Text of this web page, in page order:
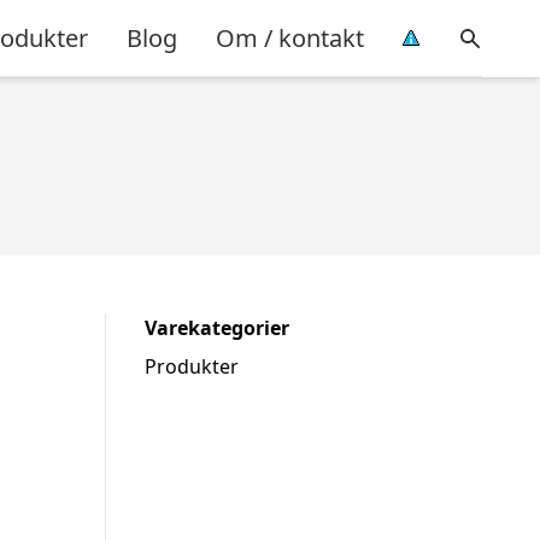
Blog Om / kontakt
Varekategorier
Produkter